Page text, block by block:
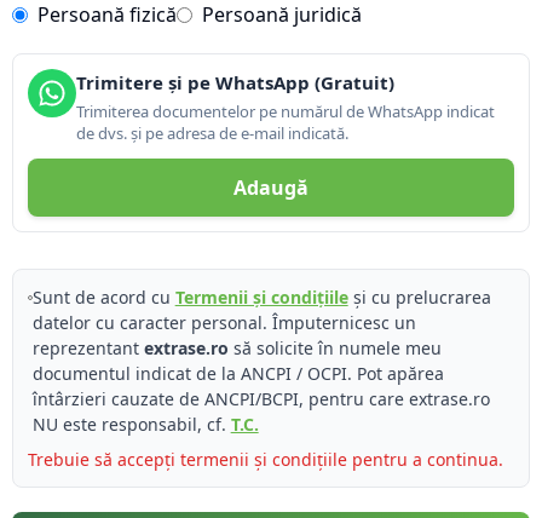
Persoană fizică
Persoană juridică
Trimitere și pe WhatsApp (Gratuit)
Trimiterea documentelor pe numărul de WhatsApp indicat
de dvs. și pe adresa de e-mail indicată.
Adaugă
Sunt de acord cu Termenii și condițiileși cu prelucrarea
datelor cu caracter personal. Împuternicesc un
reprezentant extrase.ro să solicite în numele meu
documentul indicat de la ANCPI / OCPI. Pot apărea
întârzieri cauzate de ANCPI/BCPI, pentru care extrase.ro
NU este responsabil, cf. T.C.
Trebuie să accepți termenii și condițiile pentru a continua.